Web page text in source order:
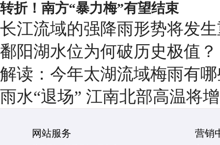
转折！南方“暴力梅”有望结束
长江流域的强降雨形势将发
鄱阳湖水位为何破历史极值？
解读：今年太湖流域梅雨有
雨水“退场” 江南北部高温将
网站服务 营销